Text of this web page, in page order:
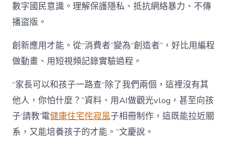
數字國民意識。理解保護隱私、抵抗網絡暴力、不傳
播盜版。
創新應用才能。從“消費者”變為“創造者”，好比用編程
做動畫、用短視頻記錄實驗過程。
“家長可以和孩子一路查“除了我們兩個，這裡沒有其
他人，你怕什麼？”資料、用AI做觀光vlog，甚至向孩
子‘請教’電健康住宅侘寂風子相冊制作，這既能拉近關
系，又能培養孩子的才能。”文慶說。